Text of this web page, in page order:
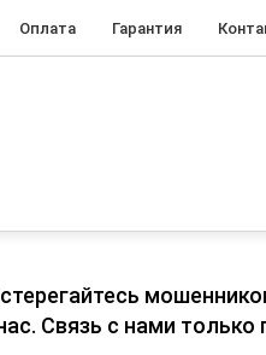
Оплата Гарантия
Связь с нами только